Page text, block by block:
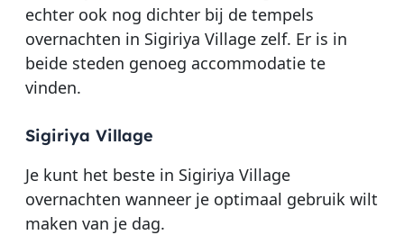
echter ook nog dichter bij de tempels
overnachten in Sigiriya Village zelf. Er is in
beide steden genoeg accommodatie te
vinden.
Sigiriya Village
Je kunt het beste in Sigiriya Village
overnachten wanneer je optimaal gebruik wilt
maken van je dag.